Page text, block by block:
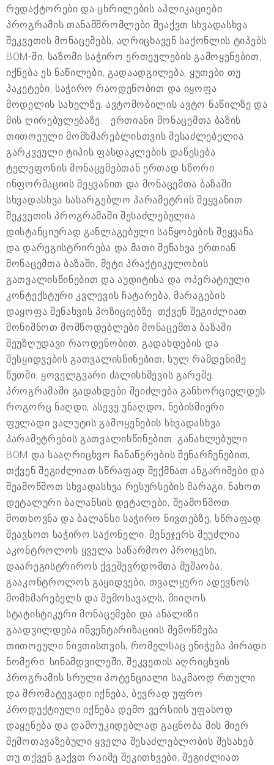
რედაქტორები და ცხრილების აპლიკაციები.
პროგრამის თანამშრომლები შეაქვთ სხვადასხვა
შეკვეთის მონაცემებს, აღრიცხავენ საქონლის ტიპებს
BOM-ში, საზომი საჭირო ერთეულების გამოყენებით,
იქნება ეს ნაწილები, გადაადგილება, ყუთები თუ
პაკეტები, საჭირო რაოდენობით და იყოფა
მოდელის სახელზე, ავტომობილის ავტო ნაწილზე და
მის ღირებულებაზე. . ერთიანი მონაცემთა ბაზის
თითოეული მომხმარებლისთვის შესაძლებელია
გარკვეული ტიპის ფასდაკლების დაწესება
ტელეფონის მონაცემებთან ერთად სწორი
ინფორმაციის შეყვანით და მონაცემთა ბაზაში
სხვადასხვა სასარგებლო პარამეტრის შეყვანით.
შეკვეთის პროგრამაში შესაძლებელია
დისტანციურად განლაგებული საწყობების შეყვანა
და დარეგისტრირება და მათი შენახვა ერთიან
მონაცემთა ბაზაში, მეტი პრაქტიკულობის
გათვალისწინებით და აუდიტისა და ოპერატიული
კონტექსტური კვლევის ჩატარება, მარაგების
დაყოფა შენახვის პოზიციებზე. თქვენ შეგიძლიათ
მონიშნოთ მომწოდებლები მონაცემთა ბაზაში
შეუზღუდავი რაოდენობით, გადახდების და
შესყიდვების გათვალისწინებით, სულ რამდენიმე
წუთში, ყოველგვარი ძალისხმევის გარეშე.
პროგრამაში გადახდები შეიძლება განხორციელდეს
როგორც ნაღდი, ასევე უნაღდო, ნებისმიერი
ფულადი ვალუტის გამოყენების სხვადასხვა
პარამეტრების გათვალისწინებით. განახლებული
BOM და სააღრიცხვო ჩანაწერების შენარჩუნებით,
თქვენ შეგიძლიათ სწრაფად შექმნათ ანგარიშები და
შეამოწმოთ სხვადასხვა რესურსების მარაგი, ნახოთ
დეტალური ბალანსის დეტალები, შეამოწმოთ
მოთხოვნა და ბალანსი საჭირო ნივთებზე, სწრაფად
შეავსოთ საჭირო საქონელი. მენეჯერს შეუძლია
აკონტროლოს ყველა საწარმოო პროცესი,
დაარეგისტრიროს ქვეშევრდომთა მუშაობა,
გააკონტროლოს გაყიდვები, თვალყური ადევნოს
მომხმარებელს და შემოსავალს, მიიღოს
სტატისტიკური მონაცემები და ანალიზი.
გაადვილდება ინვენტარიზაციის შემოწმება
თითოეული ნივთისთვის, რომელსაც ენიჭება პირადი
ნომერი. სინამდვილეში, შეკვეთის აღრიცხვის
პროგრამის სრული პოტენციალი საკმაოდ რთული
და შრომატევადი იქნება, ბევრად უფრო
პროდუქტიული იქნება დემო ვერსიის უფასოდ
დაყენება და დამოუკიდებლად გაცნობა მის მიერ
შემოთავაზებული ყველა შესაძლებლობის შესახებ.
თუ თქვენ გაქვთ რაიმე შეკითხვები, შეგიძლიათ